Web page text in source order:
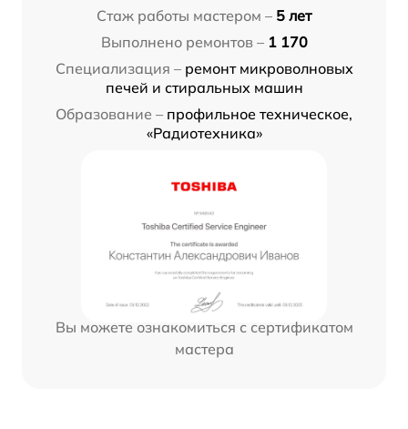
Стаж работы мастером – 5 лет
Выполнено ремонтов – 1 170
Специализация – ремонт микроволновых
печей и стиральных машин
Образование – профильное техническое,
«Радиотехника»
Вы можете ознакомиться с сертификатом
мастера